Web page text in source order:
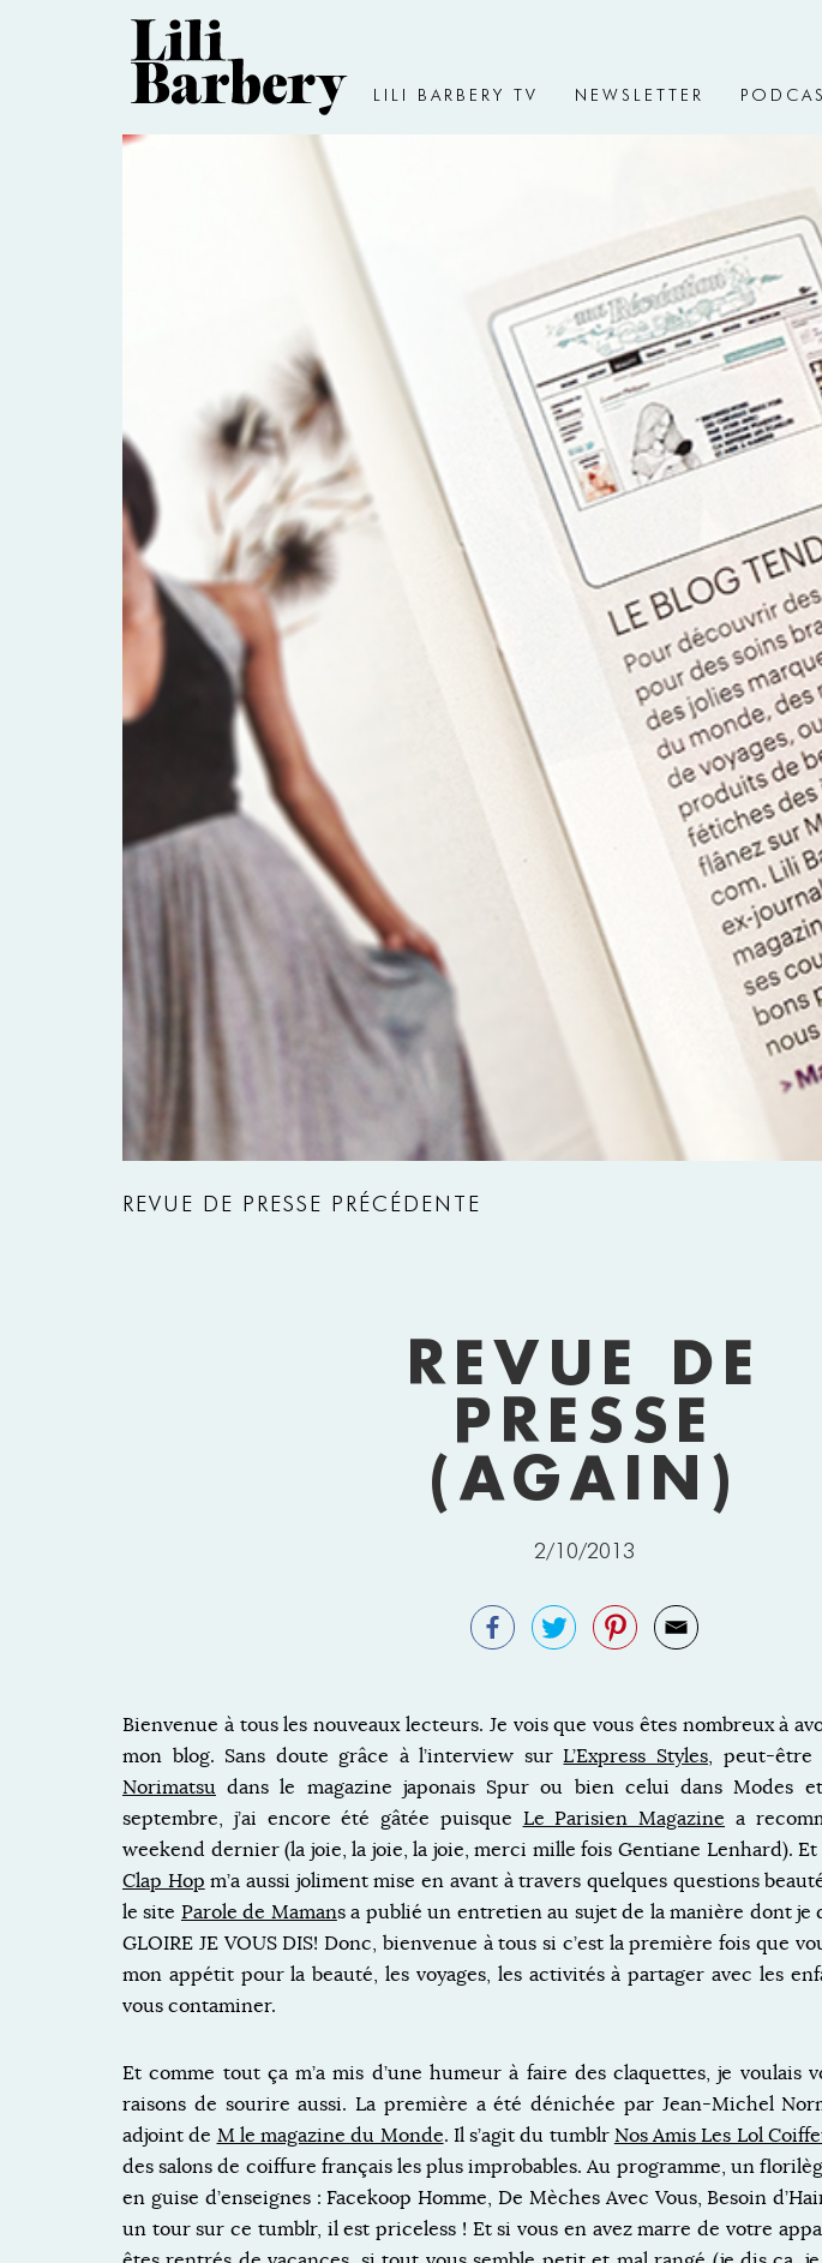
LILI BARBERY TV NEWSLETTER
REVUE DE PRESSE PRÉCÉDENTE
REVUE DE
PRESSE
(AGAIN)
2/10/2013
Bienvenue à tous les nouveaux lecteurs. Je vois que vous êtes nombreux à
mon blog. Sans doute grâce à l’interview surL’Express Styles, peut-être
Norimatsu dans le magazine japonais Spur ou bien celui dans Modes
septembre, j’ai encore été gâtée puisque Le Parisien Magazine a
weekend dernier (la joie, la joie, la joie, merci mille fois Gentiane Lenhard).
Clap Hop m’a aussi joliment mise en avant à travers quelques questions
le site Parole de Mamans a publié un entretien au sujet de la manière dont je
GLOIRE JE VOUS DIS! Donc, bienvenue à tous si c’est la première fois que
mon appétit pour la beauté, les voyages, les activités à partager avec les
vous contaminer.
Et comme tout ça m’a mis d’une humeur à faire des claquettes, je voulais
raisons de sourire aussi. La première a été dénichée par Jean-Michel
adjoint de M le magazine du Monde. Il s’agit du tumblr Nos Amis Les Lol
des salons de coiffure français les plus improbables. Au programme, un
en guise d’enseignes : Facekoop Homme, De Mèches Avec Vous, Besoin
un tour sur ce tumblr, il est priceless ! Et si vous en avez marre de votre